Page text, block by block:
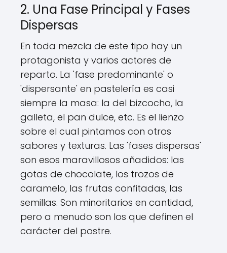
2. Una Fase Principal y Fases
Dispersas
En toda mezcla de este tipo hay un
protagonista y varios actores de
reparto. La 'fase predominante' o
'dispersante' en pastelería es casi
siempre la masa: la del bizcocho, la
galleta, el pan dulce, etc. Es el lienzo
sobre el cual pintamos con otros
sabores y texturas. Las 'fases dispersas'
son esos maravillosos añadidos: las
gotas de chocolate, los trozos de
caramelo, las frutas confitadas, las
semillas. Son minoritarios en cantidad,
pero a menudo son los que definen el
carácter del postre.